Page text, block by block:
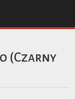
(Czarny